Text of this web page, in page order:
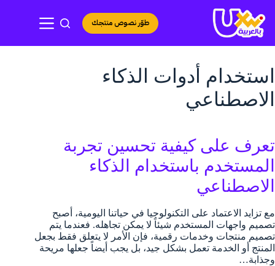
إلى
المحتوى
طوّر نصوص منتجك
استخدام أدوات الذكاء
الاصطناعي
تعرف على كيفية تحسين تجربة
المستخدم باستخدام الذكاء
الاصطناعي
مع تزايد الاعتماد على التكنولوجيا في حياتنا اليومية، أصبح
تصميم واجهات المستخدم شيئاً لا يمكن تجاهله. فعندما يتم
تصميم منتجات وخدمات رقمية، فإن الأمر لا يتعلق فقط بجعل
المنتج أو الخدمة تعمل بشكل جيد، بل يجب أيضاً جعلها مريحة
وجذابة…